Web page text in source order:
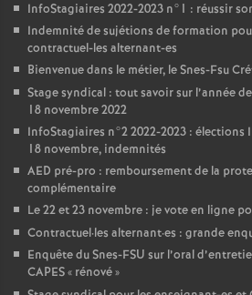
InfoStagiaires 2022-2023 n°1 : réussir
Indemnité de sujétions de formation
contractuel-les alternant-es
Bienvenue dans le métier, le Snes-Fsu
Stage syndical : tout savoir sur l’année
18 novembre 2022
InfoStagiaires n°2 2022-2023 : élections
18 novembre, indemnités
AED pré-pro : remboursement de la
complémentaire
Le 22 et 23 novembre : je vote en ligne
Contractuel·les alternant·es : grande
Enquête du Snes-FSU sur l’oral
CAPES« rénové»